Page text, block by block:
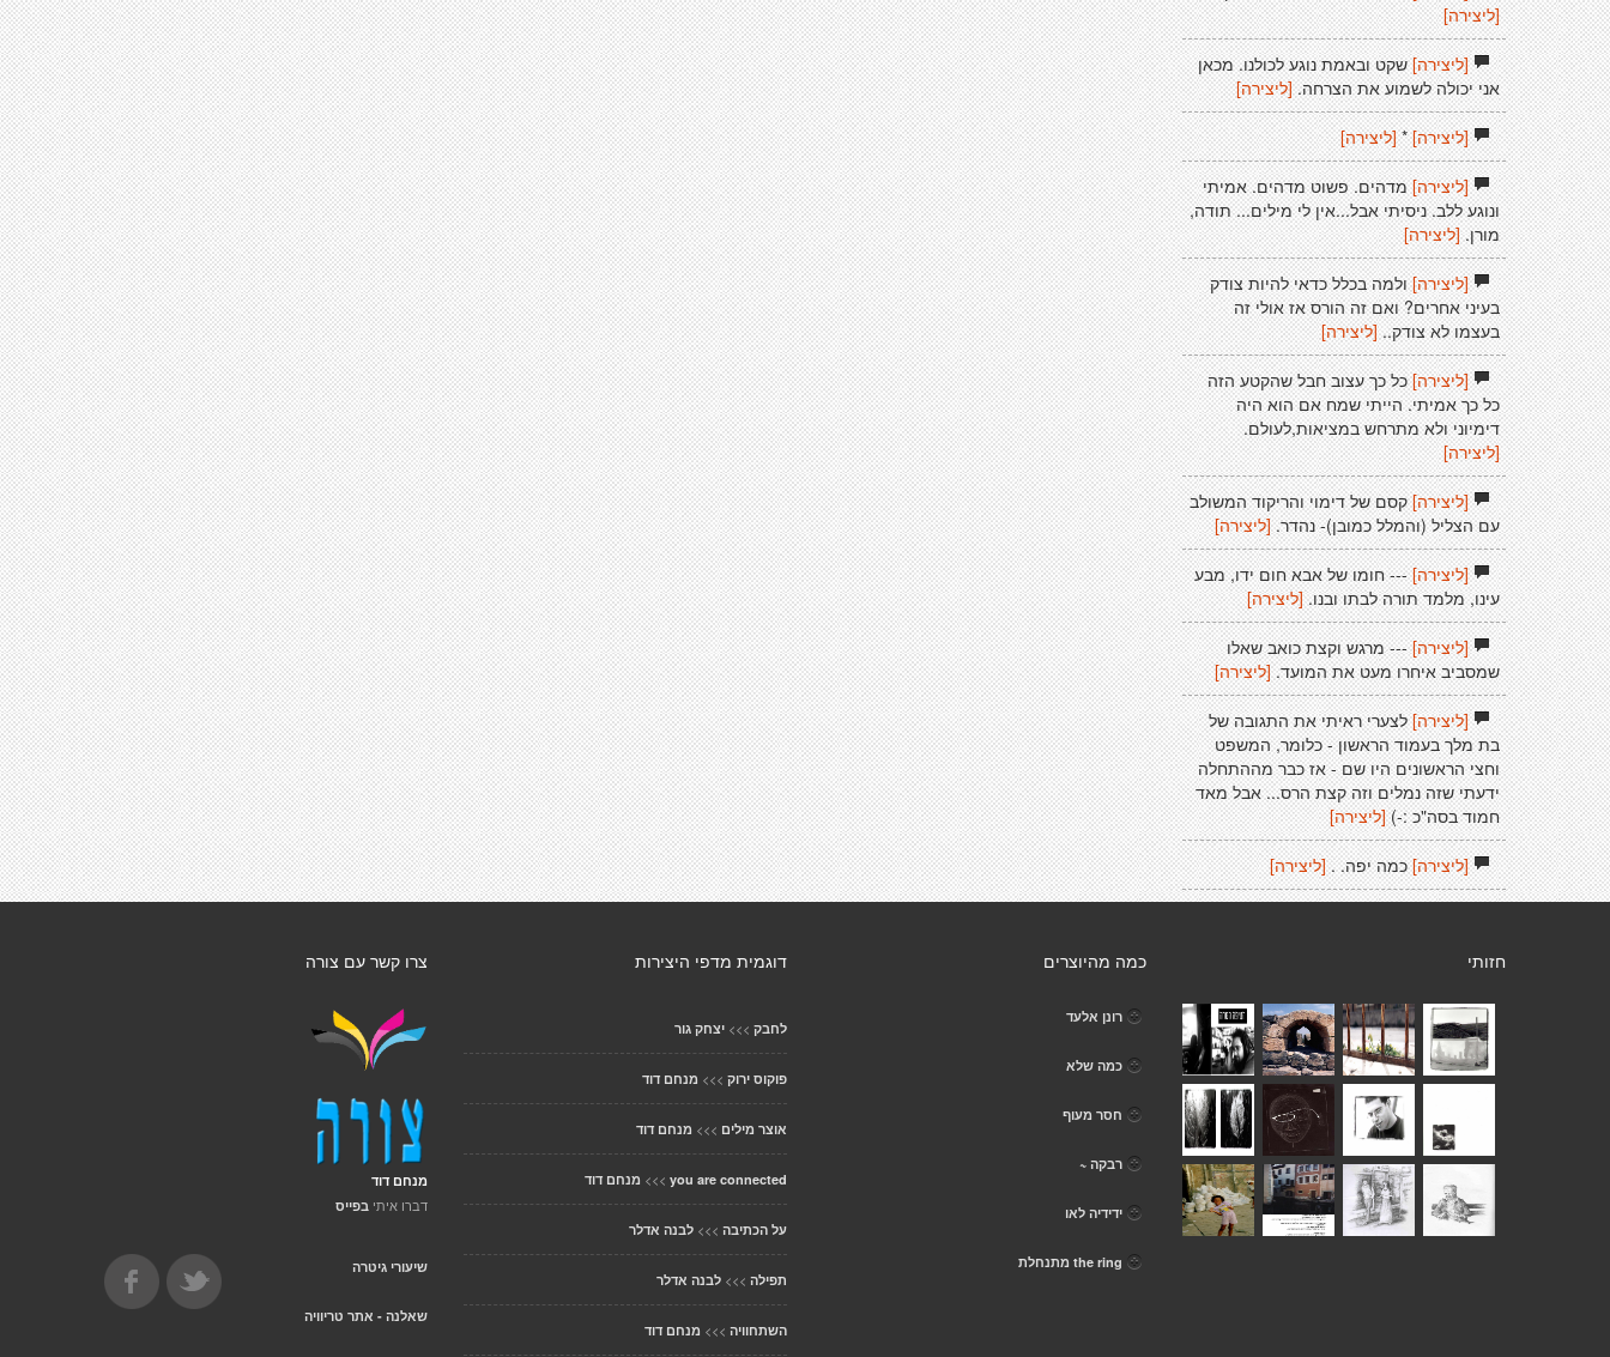
[ליצירה]
[ליצירה]שקט ובאמת נוגע לכולנו. מכאן
אני יכולה לשמוע את הצרחה.[ליצירה]
[ליצירה]* [ליצירה]
[ליצירה]מדהים. פשוט מדהים. אמיתי
ונוגע ללב. ניסיתי אבל...אין לי מילים... תודה,
מורן. [ליצירה]
[ליצירה]ולמה בכלל כדאי להיות צודק
בעיני אחרים? ואם זה הורס אז אולי זה
בעצמו לא צודק.. [ליצירה]
[ליצירה]כל כך עצוב חבל שהקטע הזה
כל כך אמיתי. הייתי שמח אם הוא היה
דימיוני ולא מתרחש במציאות,לעולם.
[ליצירה]
[ליצירה]קסם של דימוי והריקוד המשולב
עם הצליל (והמלל כמובן)- נהדר. [ליצירה]
[ליצירה]--- חומו של אבא חום ידו, מבע
עינו, מלמד תורה לבתו ובנו. [ליצירה]
[ליצירה]--- מרגש וקצת כואב שאלו
שמסביב איחרו מעט את המועד. [ליצירה]
[ליצירה]לצערי ראיתי את התגובה של
בת מלך בעמוד הראשון - כלומר, המשפט
וחצי הראשונים היו שם - אז כבר מההתחלה
ידעתי שזה נמלים וזה קצת הרס... אבל מאד
חמוד בסה"כ :-) [ליצירה]
[ליצירה]כמה יפה. . [ליצירה]
צרו קשר עם צורה
מנחם דוד
דברו איתי בפייס
שיעורי גיטרה
שאלנה - אתר טריוויה
דוגמית מדפי היצירות
לחבק >>> יצחק גור
פוקוס ירוק >>> מנחם דוד
אוצר מילים >>> מנחם דוד
you are connected
>>> מנחם דוד
על הכתיבה >>> לבנה אדלר
תפילה >>> לבנה אדלר
השתחוויה >>> מנחם דוד
כמה מהיוצרים
רונן אלעד
כמה שלא
חסר מעוף
רבקה ~
ידידיה לאו
the ring מתנחלת
חזותי